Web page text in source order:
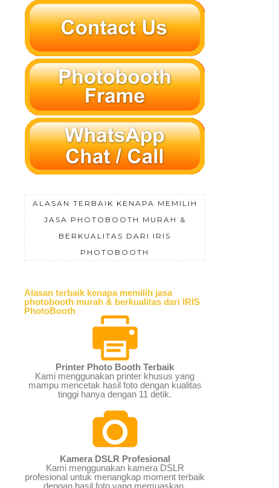
ALASAN TERBAIK KENAPA MEMILIH
JASA PHOTOBOOTH MURAH &
BERKUALITAS DARI IRIS
PHOTOBOOTH
Alasan terbaik kenapa memilih jasa
photobooth murah & berkualitas dari IRIS
PhotoBooth
Printer Photo Booth Terbaik
Kami menggunakan printer khusus yang
mampu mencetak hasil foto dengan kualitas
tinggi hanya dengan 11 detik.
Kamera DSLR Profesional
Kami menggunakan kamera DSLR
profesional untuk menangkap moment terbaik
dengan hasil foto yang memuaskan.